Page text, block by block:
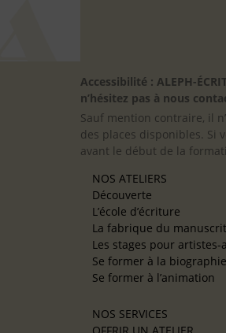
Accessibilité : ALEPH-
n’hésitez pas à nous
Sauf mention contraire, il
des places disponibles. Si
avant le début de la
NOS ATELIERS
Découverte
L’école d’écriture
La fabrique du manuscrit
Les stages pour artistes-
Se former à la biographie
Se former à l’animation
NOS SERVICES